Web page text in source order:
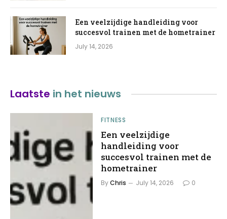
Een veelzijdige handleiding voor
succesvol trainen met de hometrainer
July 14, 2026
Laatste in het nieuws
FITNESS
Een veelzijdige
handleiding voor
succesvol trainen met de
hometrainer
ByChris July 14, 2026 0